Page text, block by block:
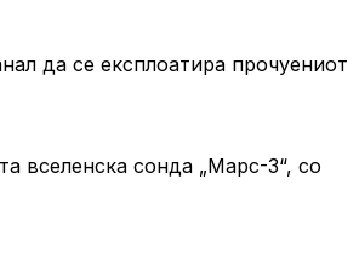
да се експлоатира прочуениот
вселенска сонда „Марс-3“, со